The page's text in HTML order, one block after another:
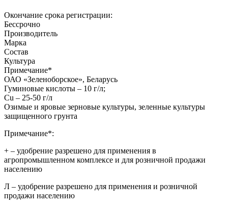
Окончание срока регистрации:
Бессрочно
Производитель
Марка
Состав
Культура
Примечание*
ОАО «Зеленоборское», Беларусь
Гуминовые кислоты – 10 г/л;
Cu – 25-50 г/л
Озимые и яровые зерновые культуры, зеленные культуры
защищенного грунта
Примечание*:
+ – удобрение разрешено для применения в
агропромышленном комплексе и для розничной продажи
населению
Л – удобрение разрешено для применения и розничной
продажи населению